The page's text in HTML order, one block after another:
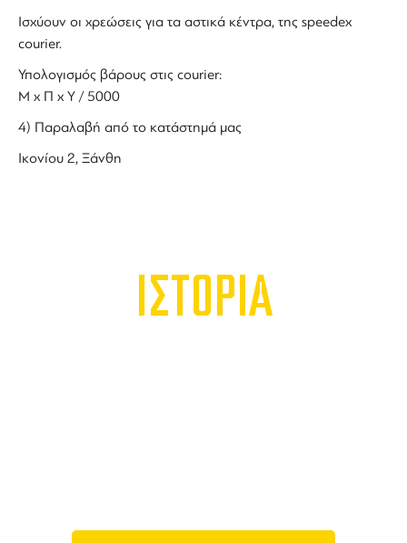
Ισχύουν οι χρεώσεις για τα αστικά κέντρα, της speedex
courier.
Υπολογισμός βάρους στις courier:
Μ x Π x Y / 5000
4) Παραλαβή από το κατάστημά μας
Ικονίου 2, Ξάνθη
ΙΣΤΟΡΙΑ